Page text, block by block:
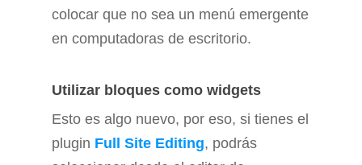
colocar que no sea un menú emergente
en computadoras de escritorio.
Utilizar bloques como widgets
Esto es algo nuevo, por eso, si tienes el
plugin Full Site Editing, podrás